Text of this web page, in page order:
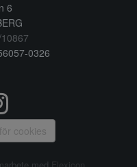
6
0326
cookies